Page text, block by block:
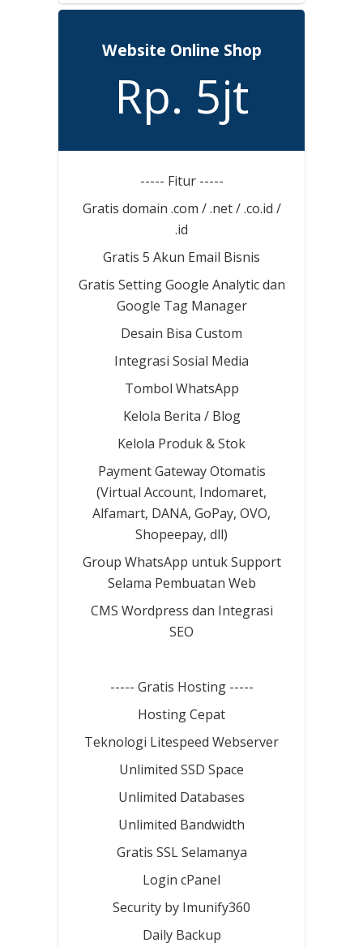
Website Online Shop
Rp. 5jt
----- Fitur -----
Gratis domain .com / .net / .co.id /
.id
Gratis 5 Akun Email Bisnis
Gratis Setting Google Analytic dan
Google Tag Manager
Desain Bisa Custom
Integrasi Sosial Media
Tombol WhatsApp
Kelola Berita / Blog
Kelola Produk & Stok
Payment Gateway Otomatis
(Virtual Account, Indomaret,
Alfamart, DANA, GoPay, OVO,
Shopeepay, dll)
Group WhatsApp untuk Support
Selama Pembuatan Web
CMS Wordpress dan Integrasi
SEO
----- Gratis Hosting -----
Hosting Cepat
Teknologi Litespeed Webserver
Unlimited SSD Space
Unlimited Databases
Unlimited Bandwidth
Gratis SSL Selamanya
Login cPanel
Security by Imunify360
Daily Backup